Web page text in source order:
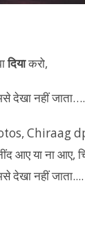
दियाकरो,
देखा नहीं जाता….